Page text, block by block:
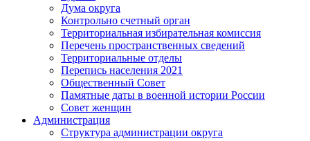
Дума округа
Контрольно счетный орган
Территориальная избирательная комиссия
Перечень пространственных сведений
Территориальные отделы
Перепись населения 2021
Общественный Совет
Памятные даты в военной истории России
Совет женщин
Администрация
Структура администрации округа